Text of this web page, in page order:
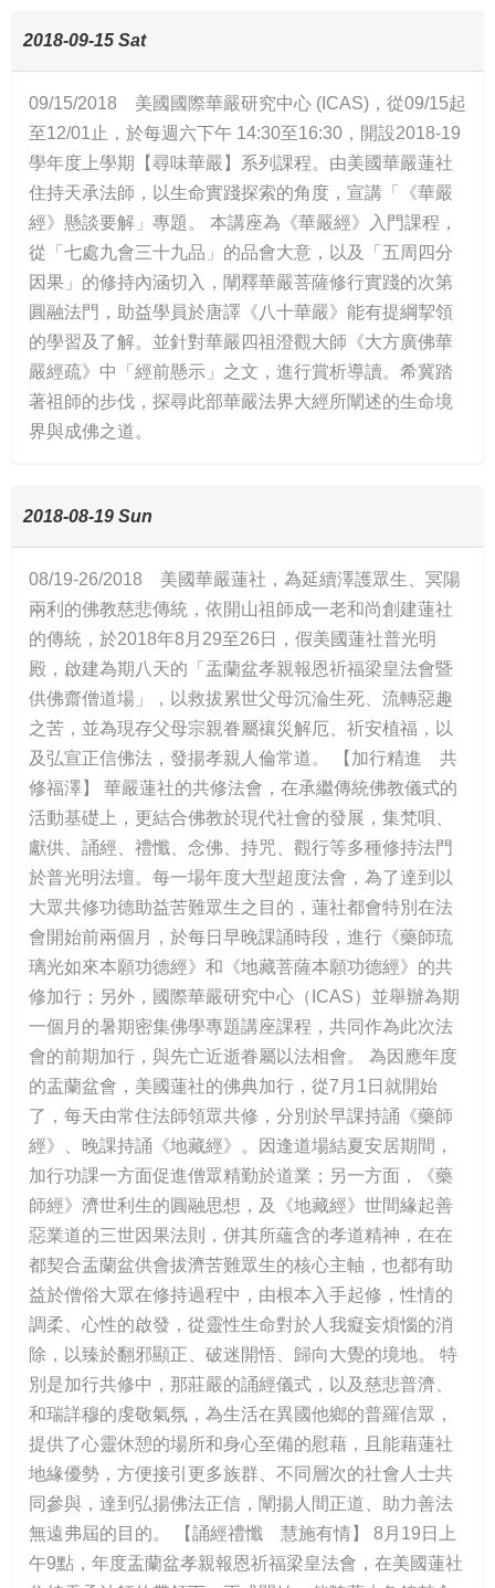
2018-09-15 Sat
09/15/2018 美國國際華嚴研究中心 (ICAS)，從09/15起
至12/01止，於每週六下午 14:30至16:30，開設2018-19
學年度上學期【尋味華嚴】系列課程。由美國華嚴蓮社
住持天承法師，以生命實踐探索的角度，宣講「《華嚴
經》懸談要解」專題。 本講座為《華嚴經》入門課程，
從「七處九會三十九品」的品會大意，以及「五周四分
因果」的修持內涵切入，闡釋華嚴菩薩修行實踐的次第
圓融法門，助益學員於唐譯《八十華嚴》能有提綱挈領
的學習及了解。並針對華嚴四祖澄觀大師《大方廣佛華
嚴經疏》中「經前懸示」之文，進行賞析導讀。希冀踏
著祖師的步伐，探尋此部華嚴法界大經所闡述的生命境
界與成佛之道。
2018-08-19 Sun
08/19-26/2018 美國華嚴蓮社，為延續澤護眾生、冥陽
兩利的佛教慈悲傳統，依開山祖師成一老和尚創建蓮社
的傳統，於2018年8月29至26日，假美國蓮社普光明
殿，啟建為期八天的「盂蘭盆孝親報恩祈福梁皇法會暨
供佛齋僧道場」，以救拔累世父母沉淪生死、流轉惡趣
之苦，並為現存父母宗親眷屬禳災解厄、祈安植福，以
及弘宣正信佛法，發揚孝親人倫常道。 【加行精進 共
修福澤】 華嚴蓮社的共修法會，在承繼傳統佛教儀式的
活動基礎上，更結合佛教於現代社會的發展，集梵唄、
獻供、誦經、禮懺、念佛、持咒、觀行等多種修持法門
於普光明法壇。每一場年度大型超度法會，為了達到以
大眾共修功德助益苦難眾生之目的，蓮社都會特別在法
會開始前兩個月，於每日早晚課誦時段，進行《藥師琉
璃光如來本願功德經》和《地藏菩薩本願功德經》的共
修加行；另外，國際華嚴研究中心（ICAS）並舉辦為期
一個月的暑期密集佛學專題講座課程，共同作為此次法
會的前期加行，與先亡近逝眷屬以法相會。 為因應年度
的盂蘭盆會，美國蓮社的佛典加行，從7月1日就開始
了，每天由常住法師領眾共修，分別於早課持誦《藥師
經》、晚課持誦《地藏經》。因逢道場結夏安居期間，
加行功課一方面促進僧眾精勤於道業；另一方面，《藥
師經》濟世利生的圓融思想，及《地藏經》世間緣起善
惡業道的三世因果法則，併其所蘊含的孝道精神，在在
都契合盂蘭盆供會拔濟苦難眾生的核心主軸，也都有助
益於僧俗大眾在修持過程中，由根本入手起修，性情的
調柔、心性的啟發，從靈性生命對於人我癡妄煩惱的消
除，以臻於翻邪顯正、破迷開悟、歸向大覺的境地。 特
別是加行共修中，那莊嚴的誦經儀式，以及慈悲普濟、
和瑞詳穆的虔敬氣氛，為生活在異國他鄉的普羅信眾，
提供了心靈休憩的場所和身心至備的慰藉，且能藉蓮社
地緣優勢，方便接引更多族群、不同層次的社會人士共
同參與，達到弘揚佛法正信，闡揚人間正道、助力善法
無遠弗屆的目的。 【誦經禮懺 慧施有情】 8月19日上
午9點，年度盂蘭盆孝親報恩祈福梁皇法會，在美國蓮社